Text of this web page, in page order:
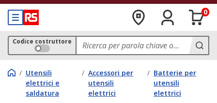
0
Codice costruttore
/ Utensili
elettrici e
saldatura
/ Accessori per
utensili
elettrici
/ Batterie per
utensili
elettrici